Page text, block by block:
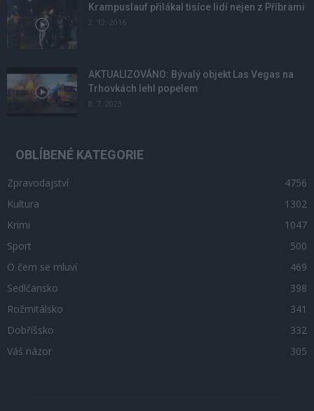
Krampuslauf přilákal tisíce lidí nejen z Příbrami
2. 12. 2016
AKTUALIZOVÁNO: Bývalý objekt Las Vegas na
Trhovkách lehl popelem
8. 7. 2023
OBLÍBENÉ KATEGORIE
Zpravodajství
4756
Kultura
1302
Krimi
1047
Sport
500
O čem se mluví
469
Sedlčansko
398
Rožmitálsko
341
Dobříšsko
332
Váš názor
305